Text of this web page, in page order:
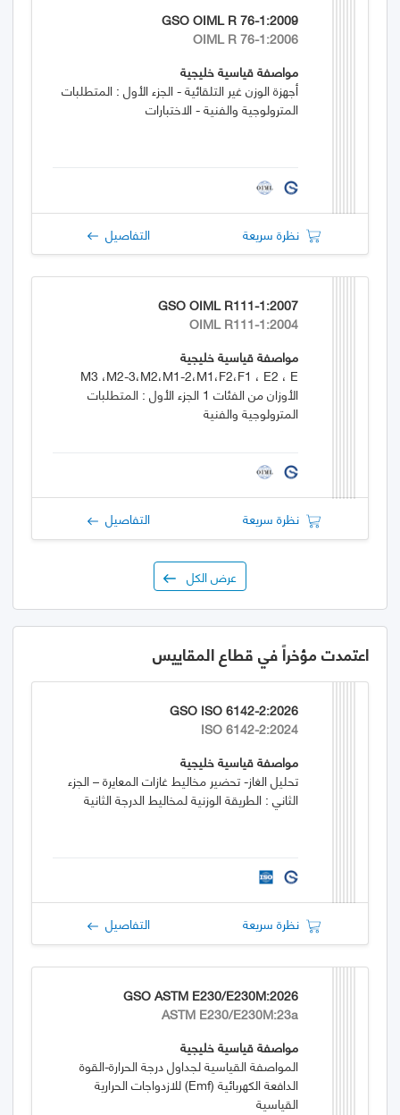
GSO OIML R 76-1:2009
OIML R 76-1:2006
مواصفة قياسية خليجية
أجهزة الوزن غير التلقائية - الجزء الأول : المتطلبات
المترولوجية والفنية - الاختبارات
نظرة سريعة التفاصيل
GSO OIML R111-1:2007
OIML R111-1:2004
مواصفة قياسية خليجية
M3 ،M2-3،M2،M1-2،M1،F2،F1 ، E2 ، E
الأوزان من الفئات 1 الجزء الأول : المتطلبات
المترولوجية والفنية
نظرة سريعة التفاصيل
عرض الكل
اعتمدت مؤخراً في قطاع المقاييس
GSO ISO 6142-2:2026
ISO 6142-2:2024
مواصفة قياسية خليجية
تحليل الغاز- تحضير مخاليط غازات المعايرة – الجزء
الثاني : الطريقة الوزنية لمخاليط الدرجة الثانية
نظرة سريعة التفاصيل
GSO ASTM E230/E230M:2026
ASTM E230/E230M:23a
مواصفة قياسية خليجية
المواصفة القياسية لجداول درجة الحرارة-القوة
الدافعة الكهربائية (emf) للازدواجات الحرارية
القياسية